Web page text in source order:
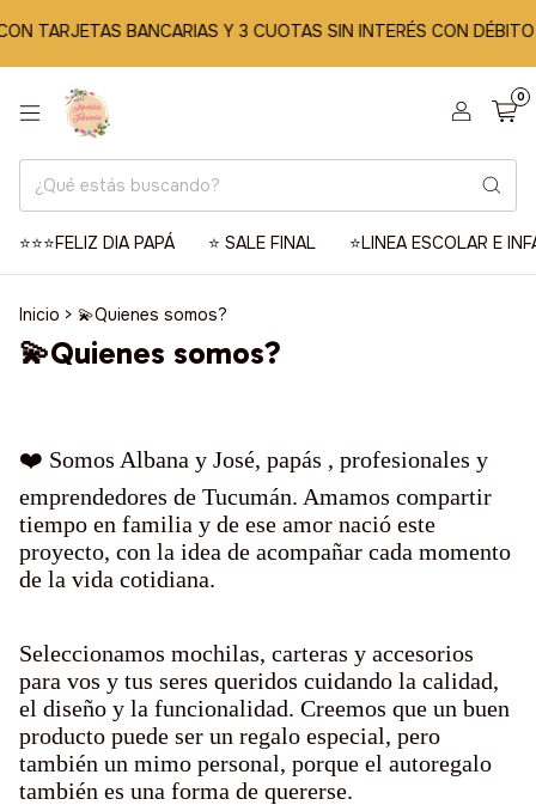
TARJETAS BANCARIAS Y 3 CUOTAS SIN INTERÉS CON DÉBITO
0
⭐️⭐️⭐️FELIZ DIA PAPÁ ⭐️ SALE FINAL ⭐️LINEA ESCOLAR E
Inicio > 💫Quienes somos?
💫Quienes somos?
❤️ Somos Albana y José, papás , profesionales y
emprendedores de Tucumán. Amamos compartir
tiempo en familia y de ese amor nació este
proyecto, con la idea de acompañar cada momento
de la vida cotidiana.
Seleccionamos mochilas, carteras y accesorios
para vos y tus seres queridos cuidando la calidad,
el diseño y la funcionalidad. Creemos que un buen
producto puede ser un regalo especial, pero
también un mimo personal, porque el autoregalo
también es una forma de quererse.